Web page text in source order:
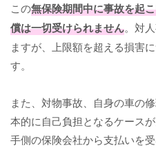
この無保険期間中に事故を起
償は一切受けられません。対
ますが、上限額を超える損害
す。
また、対物事故、自身の車の
本的に自己負担となるケース
手側の保険会社から支払いを